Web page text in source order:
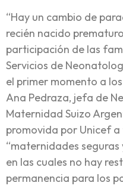
“Hay un cambio de
recién nacido
participación de las
Servicios de
el primer momento a
Ana Pedraza, jefa de
Maternidad Suizo
promovida por Unicef
“maternidades
en las cuales no hay
permanencia para los